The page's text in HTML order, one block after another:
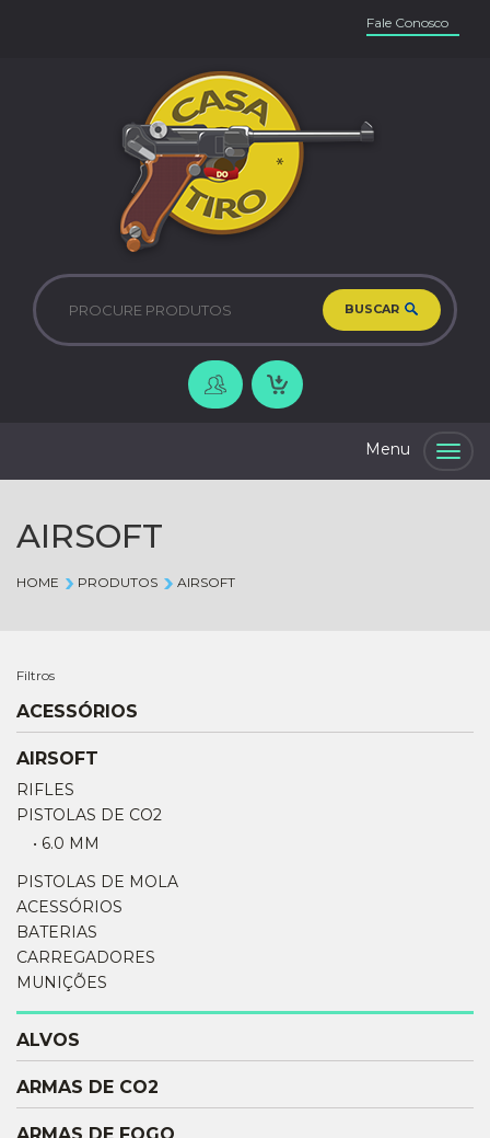
Fale Conosco
BUSCAR
AIRSOFT
HOME PRODUTOS AIRSOFT
Filtros
ACESSÓRIOS
AIRSOFT
RIFLES
PISTOLAS DE CO2
• 6.0 MM
PISTOLAS DE MOLA
ACESSÓRIOS
BATERIAS
CARREGADORES
MUNIÇÕES
ALVOS
ARMAS DE CO2